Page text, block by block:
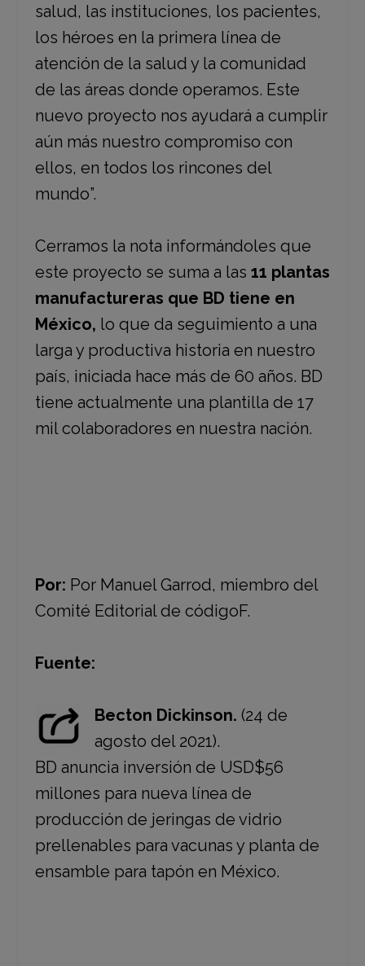
salud, las instituciones, los pacientes,
los héroes en la primera línea de
atención de la salud y la comunidad
de las áreas donde operamos. Este
nuevo proyecto nos ayudará a cumplir
aún más nuestro compromiso con
ellos, en todos los rincones del
mundo”.
Cerramos la nota informándoles que
este proyecto se suma a las 11 plantas
manufactureras que BD tiene en
México, lo que da seguimiento a una
larga y productiva historia en nuestro
país, iniciada hace más de 60 años. BD
tiene actualmente una plantilla de 17
mil colaboradores en nuestra nación.
Por: Por Manuel Garrod, miembro del
Comité Editorial de códigoF.
Fuente:
Becton Dickinson. (24 de
agosto del 2021).
BD anuncia inversión de USD$56
millones para nueva línea de
producción de jeringas de vidrio
prellenables para vacunas y planta de
ensamble para tapón en México.